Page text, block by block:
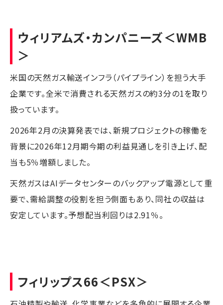
ウィリアムズ・カンパニーズ＜WMB
＞
米国の天然ガス輸送インフラ（パイプライン）を担う大手
企業です。全米で消費される天然ガスの約3分の1を取り
扱っています。
2026年2月の決算発表では、新規プロジェクトの稼働を
背景に2026年12月期今期の利益見通しを引き上げ、配
当も5％増額しました。
天然ガスはAIデータセンターのバックアップ電源として重
要で、需給調整の役割を担う側面もあり、同社の収益は
安定しています。予想配当利回りは2.91％。
フィリップス66＜PSX＞